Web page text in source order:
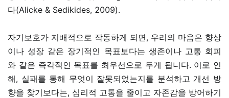
다(Alicke & Sedikides, 2009).
자기보호가 지배적으로 작동하게 되면, 우리의 마음은 향상
이나 성장 같은 장기적인 목표보다는 생존이나 고통 회피
와 같은 즉각적인 목표를 최우선으로 두게 됩니다. 이로 인
해, 실패를 통해 무엇이 잘못되었는지를 분석하고 개선 방
향을 찾기보다는, 심리적 고통을 줄이고 자존감을 방어하기